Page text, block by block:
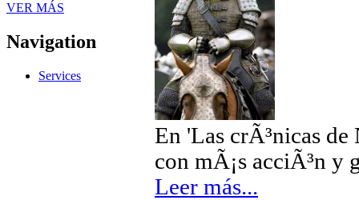
VER MÁS
Navigation
Services
En 'Las crÃ³nicas
con mÃ¡s acciÃ³n y
Leer más...